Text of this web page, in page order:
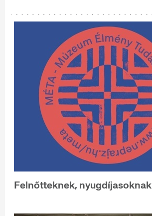
Felnőtteknek, nyugdíjasoknak